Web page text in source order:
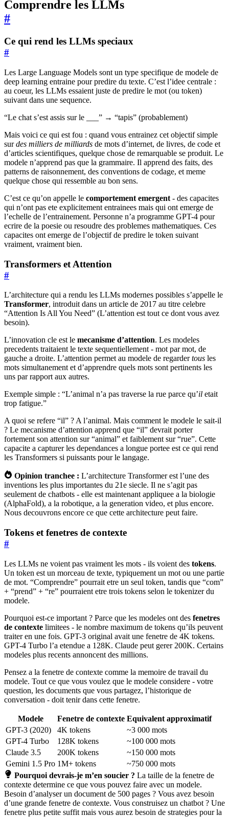
Comprendre les LLMs
#
Ce qui rend les LLMs speciaux
#
Les Large Language Models sont un type specifique de modele de
deep learning entraine pour predire du texte. C’est l’idee centrale :
au coeur, les LLMs essaient juste de predire le mot (ou token)
suivant dans une sequence.
“Le chat s’est assis sur le ___” → “tapis” (probablement)
Mais voici ce qui est fou : quand vous entrainez cet objectif simple
surdes milliers de milliards de mots d’internet, de livres, de code et
d’articles scientifiques, quelque chose de remarquable se produit. Le
modele n’apprend pas que la grammaire. Il apprend des faits, des
patterns de raisonnement, des conventions de codage, et meme
quelque chose qui ressemble au bon sens.
C’est ce qu’on appelle le comportement emergent - des capacites
qui n’ont pas ete explicitement entrainees mais qui ont emerge de
l’echelle de l’entrainement. Personne n’a programme GPT-4 pour
ecrire de la poesie ou resoudre des problemes mathematiques. Ces
capacites ont emerge de l’objectif de predire le token suivant
vraiment, vraiment bien.
Transformers et Attention
#
L’architecture qui a rendu les LLMs modernes possibles s’appelle le
Transformer, introduit dans un article de 2017 au titre celebre
“Attention Is All You Need” (L’attention est tout ce dont vous avez
besoin).
L’innovation cle est le mecanisme d’attention. Les modeles
precedents traitaient le texte sequentiellement - mot par mot, de
gauche a droite. L’attention permet au modele de regardertous les
mots simultanement et d’apprendre quels mots sont pertinents les
uns par rapport aux autres.
Exemple simple : “L’animal n’a pas traverse la rue parce qu’il etait
trop fatigue.”
A quoi se refere “il” ? A l’animal. Mais comment le modele le sait-il
? Le mecanisme d’attention apprend que “il” devrait porter
fortement son attention sur “animal” et faiblement sur “rue”. Cette
capacite a capturer les dependances a longue portee est ce qui rend
les Transformers si puissants pour le langage.
Opinion tranchee : L’architecture Transformer est l’une des
inventions les plus importantes du 21e siecle. Il ne s’agit pas
seulement de chatbots - elle est maintenant appliquee a la biologie
(AlphaFold), a la robotique, a la generation video, et plus encore.
Nous decouvrons encore ce que cette architecture peut faire.
Tokens et fenetres de contexte
#
Les LLMs ne voient pas vraiment les mots - ils voient des tokens.
Un token est un morceau de texte, typiquement un mot ou une partie
de mot. “Comprendre” pourrait etre un seul token, tandis que “com”
+ “prend” + “re” pourraient etre trois tokens selon le tokenizer du
modele.
Pourquoi est-ce important ? Parce que les modeles ont des fenetres
de contexte limitees - le nombre maximum de tokens qu’ils peuvent
traiter en une fois. GPT-3 original avait une fenetre de 4K tokens.
GPT-4 Turbo l’a etendue a 128K. Claude peut gerer 200K. Certains
modeles plus recents annoncent des millions.
Pensez a la fenetre de contexte comme la memoire de travail du
modele. Tout ce que vous voulez que le modele considere - votre
question, les documents que vous partagez, l’historique de
conversation - doit tenir dans cette fenetre.
Modele Fenetre de contexte Equivalent approximatif
GPT-3 (2020)
4K tokens
~3 000 mots
GPT-4 Turbo
128K tokens
~100 000 mots
Claude 3.5
200K tokens
~150 000 mots
Gemini 1.5 Pro 1M+ tokens
~750 000 mots
Pourquoi devrais-je m’en soucier ? La taille de la fenetre de
contexte determine ce que vous pouvez faire avec un modele.
Besoin d’analyser un document de 500 pages ? Vous avez besoin
d’une grande fenetre de contexte. Vous construisez un chatbot ? Une
fenetre plus petite suffit mais vous aurez besoin de strategies pour la